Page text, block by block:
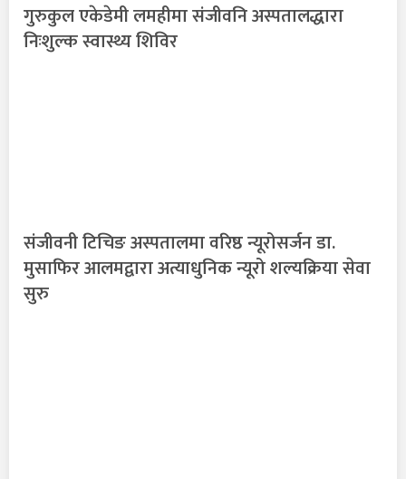
गुरुकुल एकेडेमी लमहीमा संजीवनि अस्पतालद्धारा
निःशुल्क स्वास्थ्य शिविर
संजीवनी टिचिङ अस्पतालमा वरिष्ठ न्यूरोसर्जन डा.
मुसाफिर आलमद्वारा अत्याधुनिक न्यूरो शल्यक्रिया सेवा
सुरु